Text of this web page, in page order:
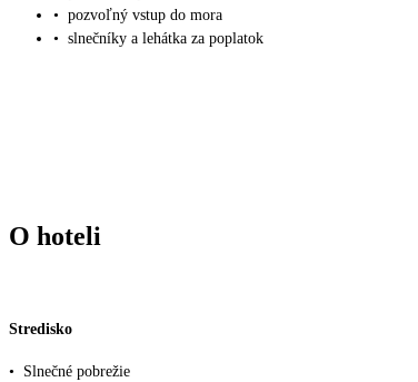
• pozvoľný vstup do mora
• slnečníky a lehátka za poplatok
O hoteli
Stredisko
• Slnečné pobrežie